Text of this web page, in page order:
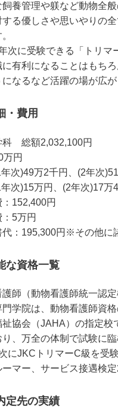
養管理や躾など動物全
る優しさや思いやりの
次に受験できる「トリ
に有利になることはもち
なるなど活躍の場が広が
・費用
科 総額2,032,100円
万円
次)49万2千円、(2年次
次)15万円、(2年次)17万
152,400円
5万円
：195,300円※その他に
な資格一覧
師（動物看護師統一認
学院は、動物看護師資
協会（JAHA）の指定
、万全の体制で試験に臨
にJKCトリマーC級を受
ーマー、サービス接遇検
定先の実績